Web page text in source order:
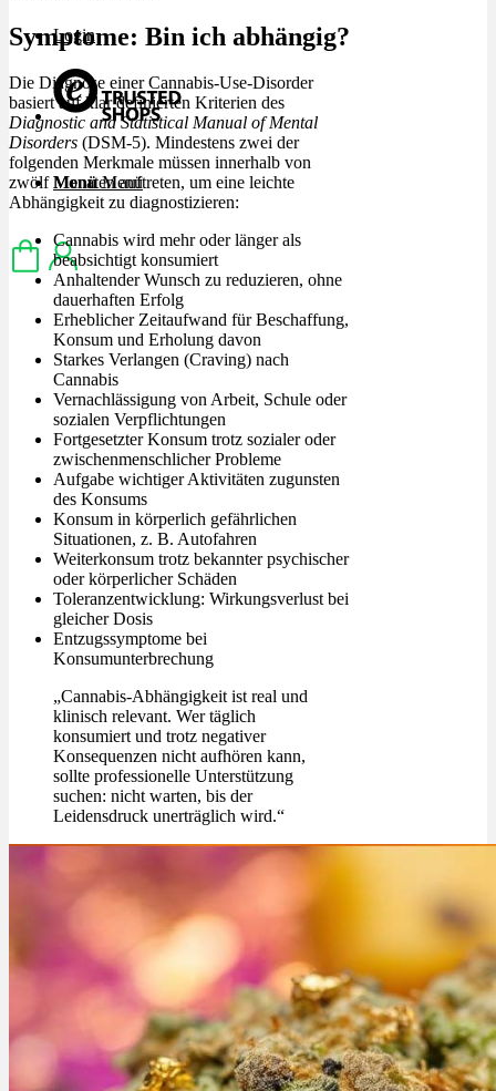
Login
Menü Menü
Symptome: Bin ich abhängig?
Die Diagnose einer Cannabis-Use-Disorder
basiert auf klar definierten Kriterien des
Diagnostic and Statistical Manual of Mental
Disorders (DSM-5). Mindestens zwei der
folgenden Merkmale müssen innerhalb von
zwölf Monaten auftreten, um eine leichte
Abhängigkeit zu diagnostizieren:
Cannabis wird mehr oder länger als
beabsichtigt konsumiert
Anhaltender Wunsch zu reduzieren, ohne
dauerhaften Erfolg
Erheblicher Zeitaufwand für Beschaffung,
Konsum und Erholung davon
Starkes Verlangen (Craving) nach
Cannabis
Vernachlässigung von Arbeit, Schule oder
sozialen Verpflichtungen
Fortgesetzter Konsum trotz sozialer oder
zwischenmenschlicher Probleme
Aufgabe wichtiger Aktivitäten zugunsten
des Konsums
Konsum in körperlich gefährlichen
Situationen, z. B. Autofahren
Weiterkonsum trotz bekannter psychischer
oder körperlicher Schäden
Toleranzentwicklung: Wirkungsverlust bei
gleicher Dosis
Entzugssymptome bei
Konsumunterbrechung
„Cannabis-Abhängigkeit ist real und
klinisch relevant. Wer täglich
konsumiert und trotz negativer
Konsequenzen nicht aufhören kann,
sollte professionelle Unterstützung
suchen: nicht warten, bis der
Leidensdruck unerträglich wird.“